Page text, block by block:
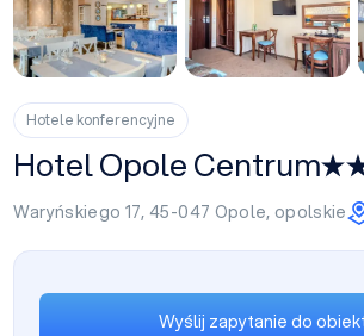
Hotele konferencyjne
Hotel Opole Centrum
Waryńskiego 17, 45-047 Opole, opolskie
Wyślij zapytanie do